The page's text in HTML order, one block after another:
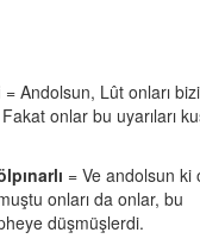
= Andolsun, Lût onları
Fakat onlar bu uyarıları
= Ve andolsun ki
onları da onlar, bu
düşmüşlerdi.